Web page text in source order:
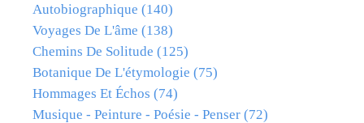
Autobiographique (140)
Voyages De L'âme (138)
Chemins De Solitude (125)
Botanique De L'étymologie (75)
Hommages Et Échos (74)
Musique - Peinture - Poésie - Penser (72)